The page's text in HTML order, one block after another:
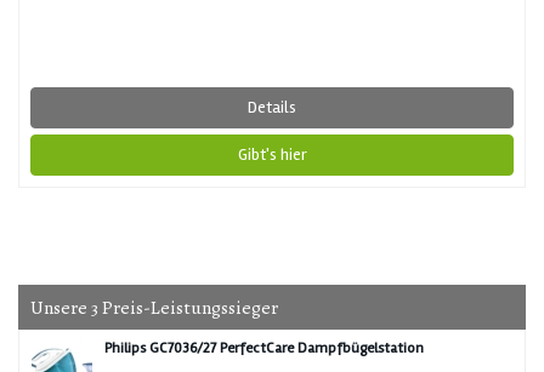
Details
Gibt's hier
Unsere 3 Preis-Leistungssieger
Philips GC7036/27 PerfectCare Dampfbügelstation